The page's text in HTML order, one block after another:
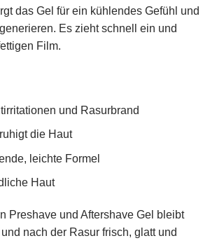
das Gel für ein kühlendes Gefühl und
Es zieht schnell ein und
Film.
und Rasurbrand
die Haut
leichte Formel
Haut
Preshave und Aftershave Gel bleibt
nach der Rasur frisch, glatt und